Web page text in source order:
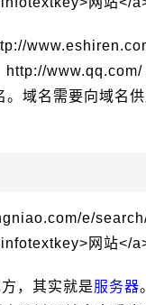
www.qq.com/
域名需要向域名
，其实就是服务器